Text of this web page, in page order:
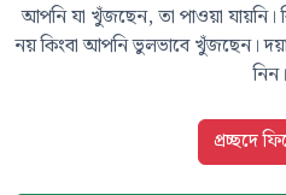
আপনি যা খুঁজছেন, তা পাওয়া
নয় কিংবা আপনি ভুলভাবে খুঁজছেন।
নিন।
প্রচ্ছদে